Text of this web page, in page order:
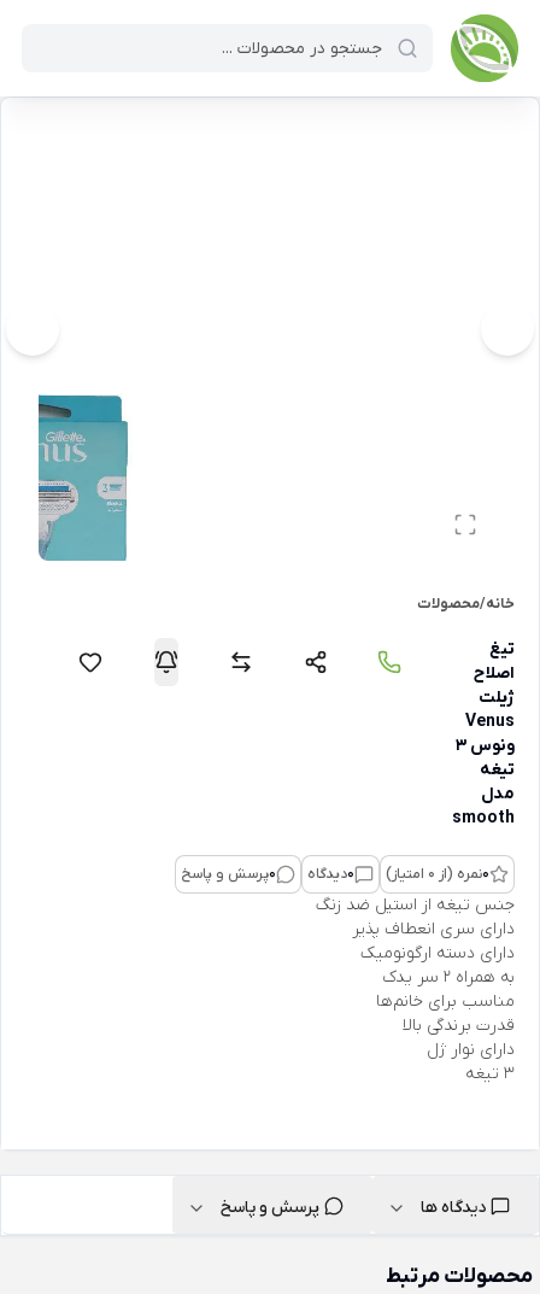
خانه/محصولات
تیغ
اصلاح
ژیلت
Venus
ونوس 3
تیغه
مدل
smooth
0نمره (از 0 امتیاز) 0دیدگاه 0پرسش و پاسخ
جنس تیغه از استیل ضد زنگ
دارای سری انعطاف پذیر
دارای دسته ارگونومیک
به همراه 2 سر یدک
مناسب برای خانم‌ها
قدرت برندگی بالا
دارای نوار ژل
3 تیغه
دیدگاه ها پرسش و پاسخ
محصولات مرتبط